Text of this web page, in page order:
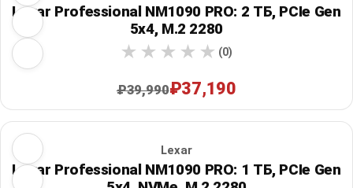
Lexar Professional NM1090 PRO: 2 ТБ, PCIe Gen
5x4, M.2 2280
(0)
₽39,990₽37,190
Lexar
Lexar Professional NM1090 PRO: 1 ТБ, PCIe Gen